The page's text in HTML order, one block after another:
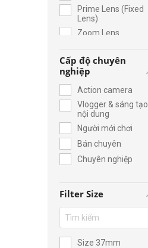
Prime Lens (Fixed
Lens)
Zoom Lens
Cấp độ chuyên
nghiệp
Action camera
Vlogger & sáng tạo
nội dung
Người mới chơi
Bán chuyên
Chuyên nghiệp
Filter Size
Size 37mm